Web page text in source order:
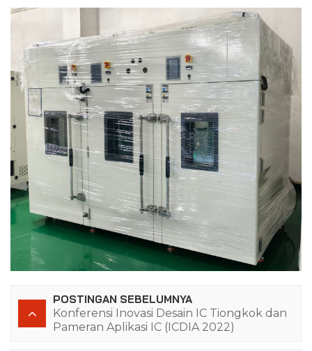
POSTINGAN SEBELUMNYA
Konferensi Inovasi Desain IC Tiongkok dan
Pameran Aplikasi IC (ICDIA 2022)